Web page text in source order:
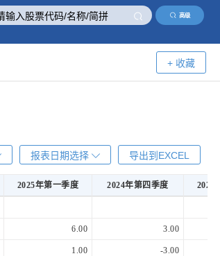
高级
+ 收藏
导出到EXCEL
报表日期选择
2025年第一季度 2024年第四季度
2024
6.00 3.00
1.00 -3.00